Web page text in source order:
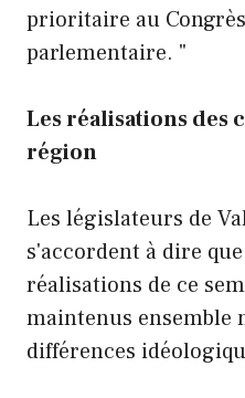
prioritaire au
parlementaire. "
Les réalisations des
région
Les législateurs de
s'accordent à dire
réalisations de ce
maintenus ensemble
différences